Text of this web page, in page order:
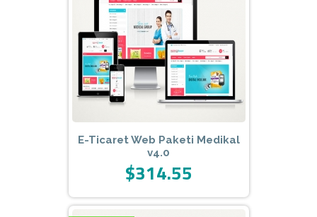
E-Ticaret Web Paketi Medikal
v4.0
$314.55